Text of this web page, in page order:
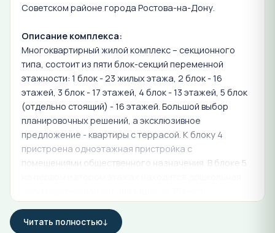
Советском районе города Ростова-на-Дону.
Описание комплекса:
Многоквартирный жилой комплекс – секционного
типа, состоит из пяти блок-секций переменной
этажности: 1 блок - 23 жилых этажа, 2 блок - 16
этажей, 3 блок - 17 этажей, 4 блок - 13 этажей, 5 блок
(отдельно стоящий) - 16 этажей. Большой выбор
планировочных решений, а эксклюзивное
предложение - квартиры с террасой. К блоку 4
пристроена одноэтажная пристройка с
помещениями общественного назначения. В блоке 5
На первых этажах запроектированы встроенно-
Читать полностью